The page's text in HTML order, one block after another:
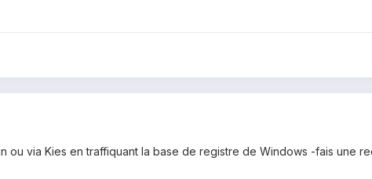
ou via Kies en traffiquant la base de registre de Windows -fais une